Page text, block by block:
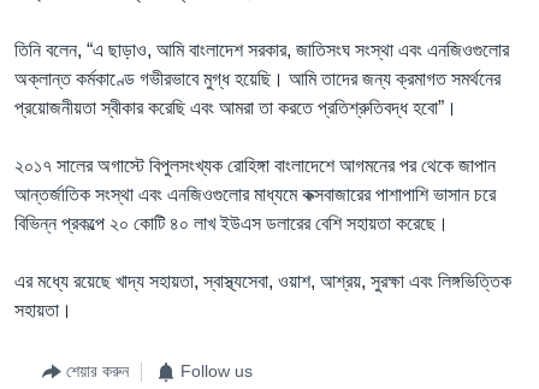
তিনি বলেন, “এ ছাড়াও, আমি বাংলাদেশ সরকার, জাতিসংঘ সংস্থা এবং এনজিওগুলোর
অক্লান্ত কর্মকাণ্ডে গভীরভাবে মুগ্ধ হয়েছি। আমি তাদের জন্য ক্রমাগত সমর্থনের
প্রয়োজনীয়তা স্বীকার করেছি এবং আমরা তা করতে প্রতিশ্রুতিবদ্ধ হবো”।
২০১৭ সালের অগাস্টে বিপুলসংখ্যক রোহিঙ্গা বাংলাদেশে আগমনের পর থেকে জাপান
আন্তর্জাতিক সংস্থা এবং এনজিওগুলোর মাধ্যমে কক্সবাজারের পাশাপাশি ভাসান চরে
বিভিন্ন প্রকল্পে ২০ কোটি ৪০ লাখ ইউএস ডলারের বেশি সহায়তা করেছে।
এর মধ্যে রয়েছে খাদ্য সহায়তা, স্বাস্থ্যসেবা, ওয়াশ, আশ্রয়, সুরক্ষা এবং লিঙ্গভিত্তিক
সহায়তা।
শেয়ার করুন Follow us